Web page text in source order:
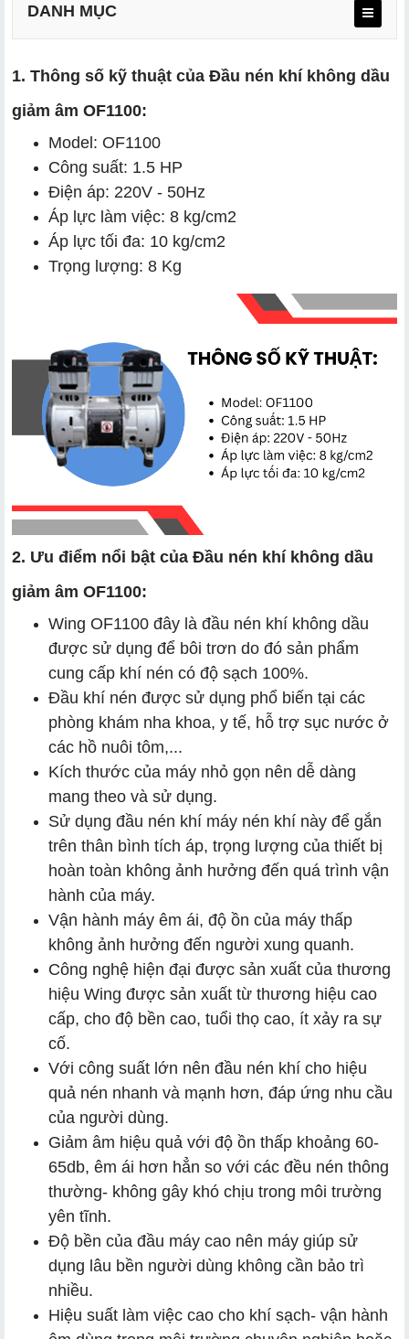
DANH MỤC
1. Thông số kỹ thuật của Đầu nén khí không dầu
giảm âm OF1100:
Model: OF1100
Công suất: 1.5 HP
Điện áp: 220V - 50Hz
Áp lực làm việc: 8 kg/cm2
Áp lực tối đa: 10 kg/cm2
Trọng lượng: 8 Kg
2. Ưu điểm nổi bật của Đầu nén khí không dầu
giảm âm OF1100:
Wing OF1100 đây là đầu nén khí không dầu
được sử dụng để bôi trơn do đó sản phẩm
cung cấp khí nén có độ sạch 100%.
Đầu khí nén được sử dụng phổ biến tại các
phòng khám nha khoa, y tế, hỗ trợ sục nước ở
các hồ nuôi tôm,...
Kích thước của máy nhỏ gọn nên dễ dàng
mang theo và sử dụng.
Sử dụng đầu nén khí máy nén khí này để gắn
trên thân bình tích áp, trọng lượng của thiết bị
hoàn toàn không ảnh hưởng đến quá trình vận
hành của máy.
Vận hành máy êm ái, độ ồn của máy thấp
không ảnh hưởng đến người xung quanh.
Công nghệ hiện đại được sản xuất của thương
hiệu Wing được sản xuất từ thương hiệu cao
cấp, cho độ bền cao, tuổi thọ cao, ít xảy ra sự
cố.
Với công suất lớn nên đầu nén khí cho hiệu
quả nén nhanh và mạnh hơn, đáp ứng nhu cầu
của người dùng.
Giảm âm hiệu quả với độ ồn thấp khoảng 60-
65db, êm ái hơn hẳn so với các đều nén thông
thường- không gây khó chịu trong môi trường
yên tĩnh.
Độ bền của đầu máy cao nên máy giúp sử
dụng lâu bền người dùng không cần bảo trì
nhiều.
Hiệu suất làm việc cao cho khí sạch- vận hành